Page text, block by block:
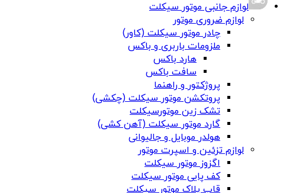
لوازم جانبی موتور سیکلت
لوازم ضروری موتور
چادر موتور سیکلت (کاور)
ملزومات باربری و باکس
هارد باکس
سافت باکس
پروژکتور و راهنما
پروتکشن موتور سیکلت (چکشی)
تشک زین موتورسیکلت
گارد موتور سیکلت (آهن کشی)
هولدر موبایل و جالیوانی
لوازم تزئین و اسپرت موتور
اگزوز موتور سیکلت
کف پایی موتور سیکلت
قاب پلاک موتور سیکلت